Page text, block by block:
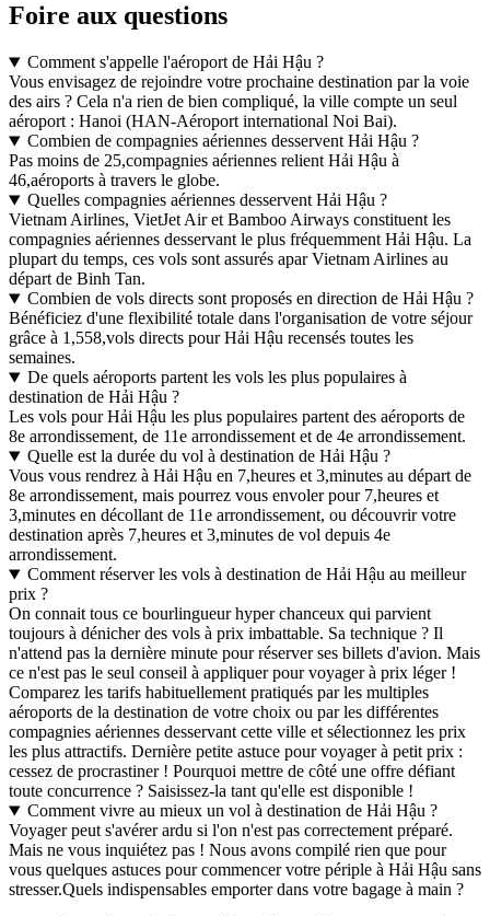
Foire aux questions
Comment s'appelle l'aéroport de Hải Hậu ?
Vous envisagez de rejoindre votre prochaine destination par la voie
des airs ? Cela n'a rien de bien compliqué, la ville compte un seul
aéroport : Hanoi (HAN-Aéroport international Noi Bai).
Combien de compagnies aériennes desservent Hải Hậu ?
Pas moins de 25,compagnies aériennes relient Hải Hậu à
46,aéroports à travers le globe.
Quelles compagnies aériennes desservent Hải Hậu ?
Vietnam Airlines, VietJet Air et Bamboo Airways constituent les
compagnies aériennes desservant le plus fréquemment Hải Hậu. La
plupart du temps, ces vols sont assurés apar Vietnam Airlines au
départ de Binh Tan.
Combien de vols directs sont proposés en direction de Hải Hậu ?
Bénéficiez d'une flexibilité totale dans l'organisation de votre séjour
grâce à 1,558,vols directs pour Hải Hậu recensés toutes les
semaines.
De quels aéroports partent les vols les plus populaires à
destination de Hải Hậu ?
Les vols pour Hải Hậu les plus populaires partent des aéroports de
8e arrondissement, de 11e arrondissement et de 4e arrondissement.
Quelle est la durée du vol à destination de Hải Hậu ?
Vous vous rendrez à Hải Hậu en 7,heures et 3,minutes au départ de
8e arrondissement, mais pourrez vous envoler pour 7,heures et
3,minutes en décollant de 11e arrondissement, ou découvrir votre
destination après 7,heures et 3,minutes de vol depuis 4e
arrondissement.
Comment réserver les vols à destination de Hải Hậu au meilleur
prix ?
On connait tous ce bourlingueur hyper chanceux qui parvient
toujours à dénicher des vols à prix imbattable. Sa technique ? Il
n'attend pas la dernière minute pour réserver ses billets d'avion. Mais
ce n'est pas le seul conseil à appliquer pour voyager à prix léger !
Comparez les tarifs habituellement pratiqués par les multiples
aéroports de la destination de votre choix ou par les différentes
compagnies aériennes desservant cette ville et sélectionnez les prix
les plus attractifs. Dernière petite astuce pour voyager à petit prix :
cessez de procrastiner ! Pourquoi mettre de côté une offre défiant
toute concurrence ? Saisissez-la tant qu'elle est disponible !
Comment vivre au mieux un vol à destination de Hải Hậu ?
Voyager peut s'avérer ardu si l'on n'est pas correctement préparé.
Mais ne vous inquiétez pas ! Nous avons compilé rien que pour
vous quelques astuces pour commencer votre périple à Hải Hậu sans
stresser.Quels indispensables emporter dans votre bagage à main ?